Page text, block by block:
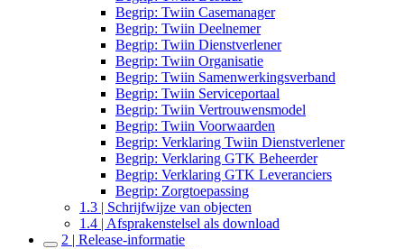
Begrip: Twiin Casemanager
Begrip: Twiin Deelnemer
Begrip: Twiin Dienstverlener
Begrip: Twiin Organisatie
Begrip: Twiin Samenwerkingsverband
Begrip: Twiin Serviceportaal
Begrip: Twiin Vertrouwensmodel
Begrip: Twiin Voorwaarden
Begrip: Verklaring Twiin Dienstverlener
Begrip: Verklaring GTK Beheerder
Begrip: Verklaring GTK Leveranciers
Begrip: Zorgtoepassing
1.3 | Schrijfwijze van objecten
1.4 | Afsprakenstelsel als download
2 | Release-informatie